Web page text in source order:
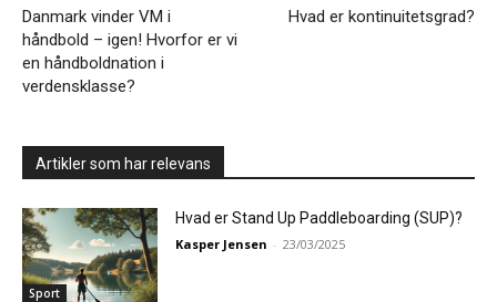
Danmark vinder VM i
håndbold – igen! Hvorfor er vi
en håndboldnation i
verdensklasse?
Hvad er kontinuitetsgrad?
Artikler som har relevans
Sport
Hvad er Stand Up Paddleboarding (SUP)?
Kasper Jensen - 23/03/2025